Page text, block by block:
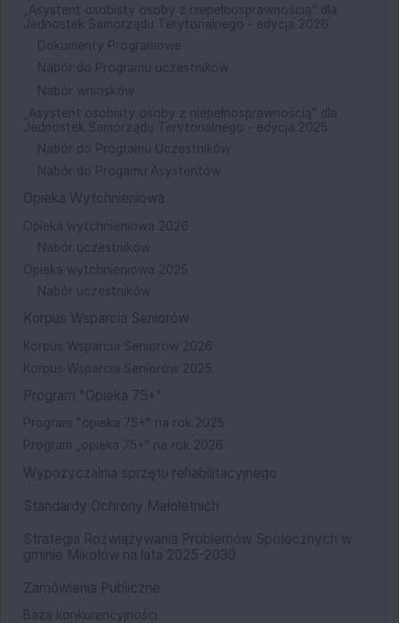
„Asystent osobisty osoby z niepełnosprawnością” dla
Jednostek Samorządu Terytorialnego - edycja 2026
Dokumenty Programowe
Nabór do Programu uczestników
Nabór wniosków
„Asystent osobisty osoby z niepełnosprawnością” dla
Jednostek Samorządu Terytorialnego - edycja 2025
Nabór do Programu Uczestników
Nabór do Progamu Asystentów
Opieka Wytchnieniowa
Opieka wytchnieniowa 2026
Nabór uczestników
Opieka wytchnieniowa 2025
Nabór uczestników
Korpus Wsparcia Seniorów
Korpus Wsparcia Seniorów 2026
Korpus Wsparcia Seniorów 2025
Program "Opieka 75+"
Program "opieka 75+" na rok 2025
Program „opieka 75+” na rok 2026
Wypożyczalnia sprzętu rehabilitacyjnego
Standardy Ochrony Małoletnich
Strategia Rozwiązywania Problemów Społecznych w
gminie Mikołów na lata 2025-2030
Zamówienia Publiczne
Baza konkurencyjności